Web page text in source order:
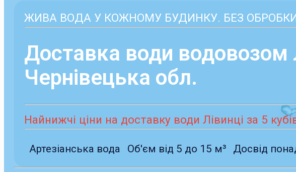
ЖИВА ВОДА У КОЖНОМУ БУДИНКУ. БЕЗ ОБРОБКИ
Доставка води водовозом
Чернівецька обл.
Найнижчі ціни на доставку води Лівинці за 5
Артезіанська вода Об'єм від 5 до 15 м³ Досвід